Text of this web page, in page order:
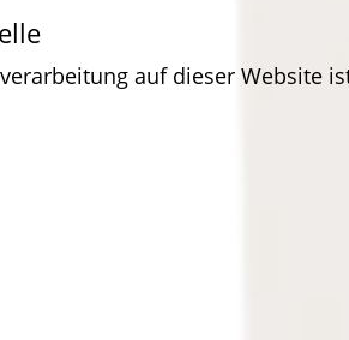
auf dieser Website